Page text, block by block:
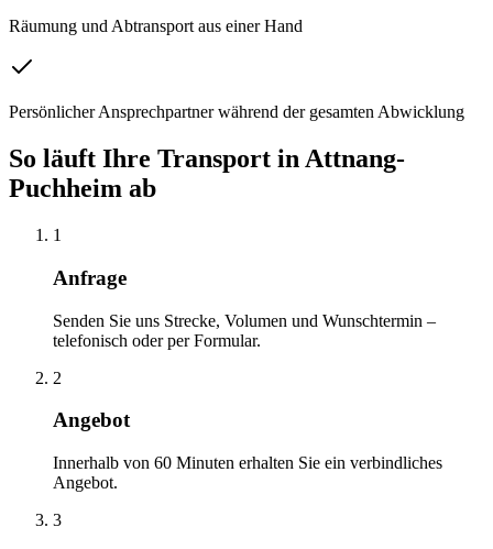
Räumung und Abtransport aus einer Hand
Persönlicher Ansprechpartner während der gesamten Abwicklung
So läuft Ihre Transport inAttnang-
Puchheim ab
1
Anfrage
Senden Sie uns Strecke, Volumen und Wunschtermin –
telefonisch oder per Formular.
2
Angebot
Innerhalb von 60 Minuten erhalten Sie ein verbindliches
Angebot.
3